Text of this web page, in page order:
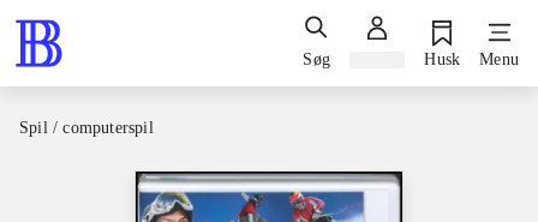
Søg Husk Menu
Spil / computerspil